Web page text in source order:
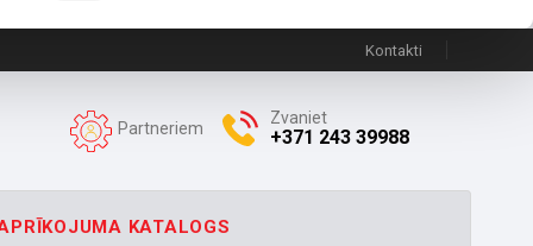
Kontakti
Partneriem
Zvaniet
+371 243 39988
KATALOGS